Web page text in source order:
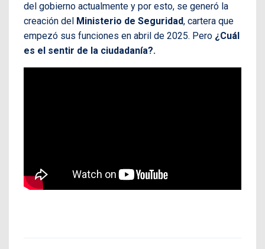
del gobierno actualmente y por esto, se generó la
creación del Ministerio de Seguridad, cartera que
empezó sus funciones en abril de 2025. Pero ¿Cuál
es el sentir de la ciudadanía?.